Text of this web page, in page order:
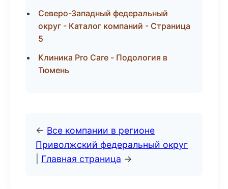
Северо-Западный федеральный
округ - Каталог компаний - Страница
5
Клиника Pro Care - Подология в
Тюмень
← Все компании в регионе
Приволжский федеральный округ
Главная страница →